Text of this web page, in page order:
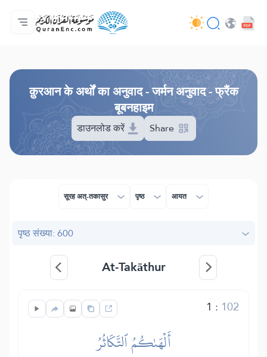
मुख्य
अनुवादों की सूची
Audio
अपडेट करने वालों की सेवाएँ - API
परियोजना के बारे में
हमसे सम्पर्क करें
भाषा
क़ुरआन के अर्थों का अनुवाद - जर्मन अनुवाद - फ्रैंक
बूबनहाइम
डाउनलोड करें Share
सूरह अत्-तकासुर पृष्ठ आयत
पृष्ठ संख्या: 600
At-Takāthur
1 : 102
أَلۡهَىٰكُمُ ٱلتَّكَاثُرُ